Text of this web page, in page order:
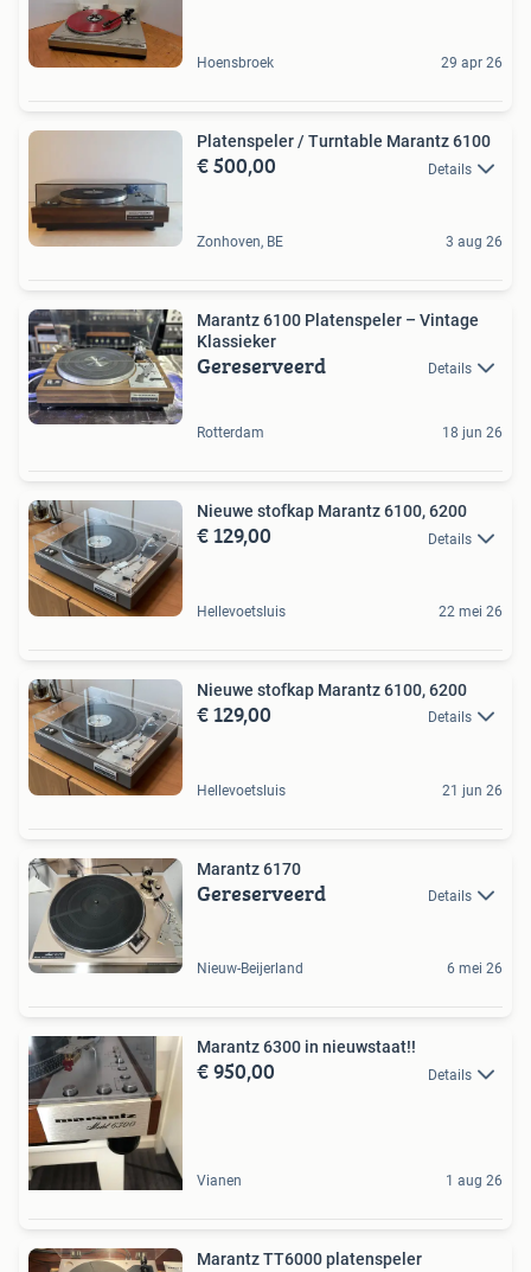
Hoensbroek 29 apr 26
Platenspeler / Turntable Marantz 6100
€ 500,00 Details
Zonhoven, BE 3 aug 26
Marantz 6100 Platenspeler – Vintage
Klassieker
Gereserveerd Details
Rotterdam 18 jun 26
Nieuwe stofkap Marantz 6100, 6200
€ 129,00 Details
Hellevoetsluis 22 mei 26
Nieuwe stofkap Marantz 6100, 6200
€ 129,00 Details
Hellevoetsluis 21 jun 26
Marantz 6170
Gereserveerd Details
Nieuw-Beijerland 6 mei 26
Marantz 6300 in nieuwstaat!!
€ 950,00 Details
Vianen 1 aug 26
Marantz TT6000 platenspeler